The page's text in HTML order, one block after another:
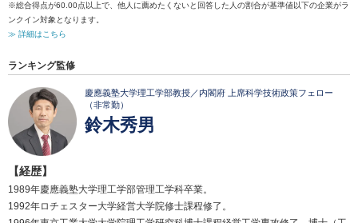
※総合得点が60.00点以上で、他人に薦めたくないと回答した人の割合が基準値以下の企業がラ
ンクイン対象となります。
≫ 詳細はこちら
ランキング監修
慶應義塾大学理工学部教授／内閣府 上席科学技術政策フェロー
（非常勤）
鈴木秀男
【経歴】
1989年慶應義塾大学理工学部管理工学科卒業。
1992年ロチェスター大学経営大学院修士課程修了。